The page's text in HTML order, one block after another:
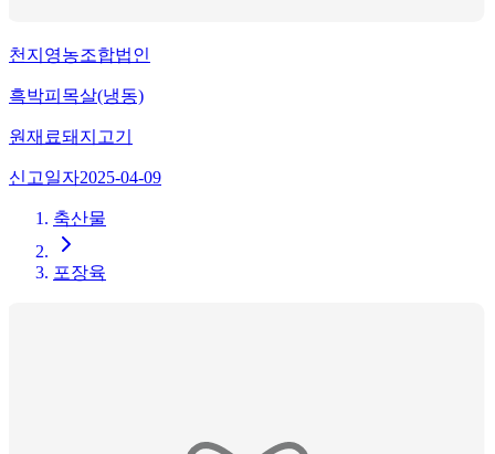
천지영농조합법인
흑박피목살(냉동)
원재료돼지고기
신고일자2025-04-09
축산물
포장육